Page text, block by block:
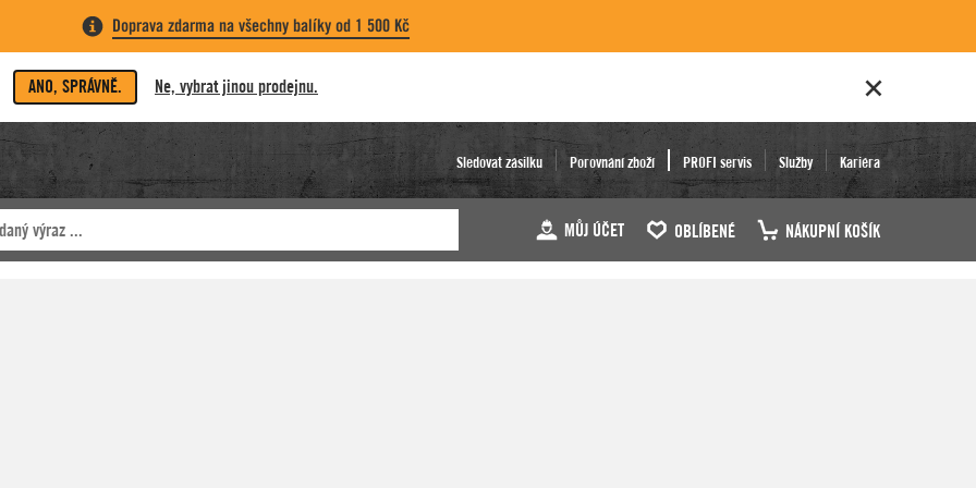
Doprava zdarma na všechny balíky od 1 500 Kč
ANO, SPRÁVNĚ. Ne, vybrat jinou prodejnu.
Sledovat zásilku Porovnání zboží PROFI servis Služby Kariéra
MŮJ ÚČET OBLÍBENÉ NÁKUPNÍ KOŠÍK